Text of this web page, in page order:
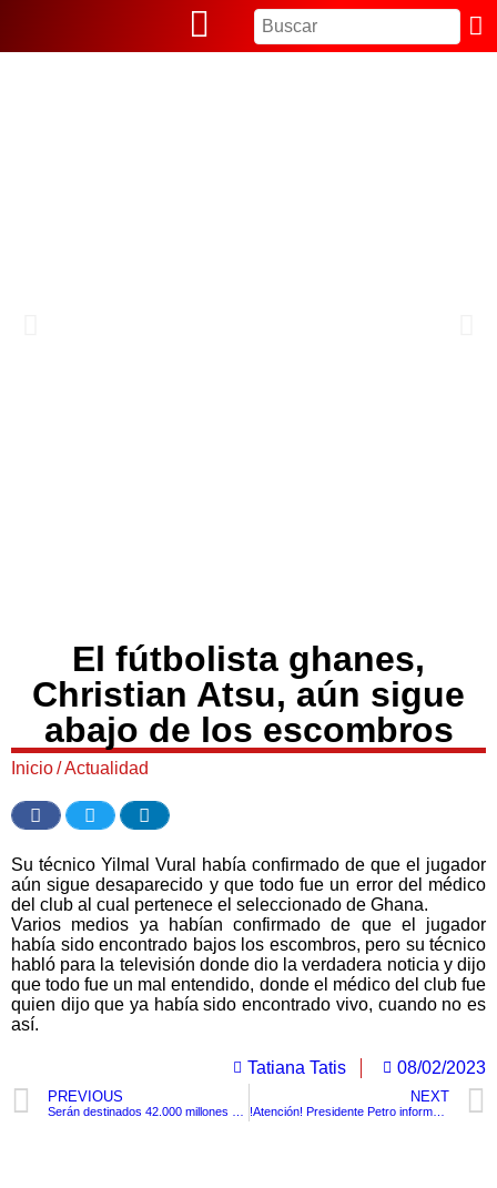
El fútbolista ghanes,
Christian Atsu, aún sigue
abajo de los escombros
Inicio/Actualidad
Su técnico Yilmal Vural había confirmado de que el jugador
aún sigue desaparecido y que todo fue un error del médico
del club al cual pertenece el seleccionado de Ghana.
Varios medios ya habían confirmado de que el jugador
había sido encontrado bajos los escombros, pero su técnico
habló para la televisión donde dio la verdadera noticia y dijo
que todo fue un mal entendido, donde el médico del club fue
quien dijo que ya había sido encontrado vivo, cuando no es
así.
Tatiana Tatis 08/02/2023
PREVIOUS NEXT
!Atención! Presidente Petro informó la renuncia de Concha Baracaldo, Directora del ICBF.